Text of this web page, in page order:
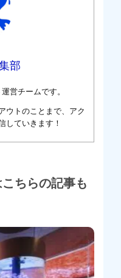
部
営チームです。
ウトのことまで、アク
していきます！
ちらの記事も